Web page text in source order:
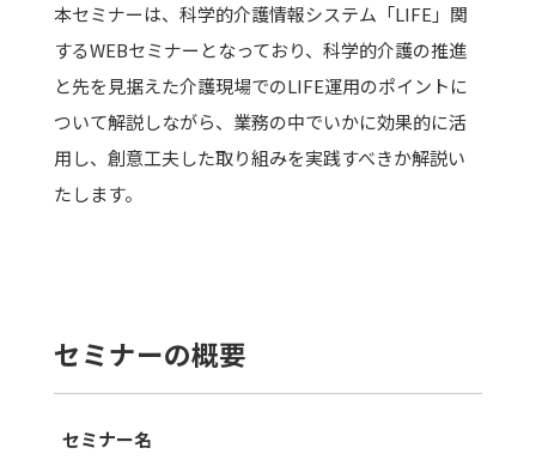
本セミナーは、科学的介護情報システム「LIFE」関
するWEBセミナーとなっており、科学的介護の推進
と先を見据えた介護現場でのLIFE運用のポイントに
ついて解説しながら、業務の中でいかに効果的に活
用し、創意工夫した取り組みを実践すべきか解説い
たします。
セミナーの概要
セミナー名